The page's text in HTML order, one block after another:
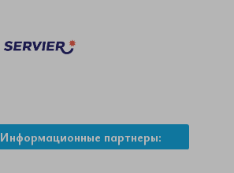
Информационные партнеры: